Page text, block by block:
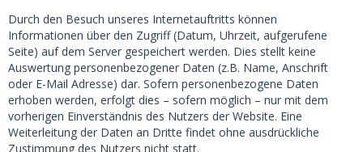
Durch den Besuch unseres Internetauftritts können
Informationen über den Zugriff (Datum, Uhrzeit, aufgerufene
Seite) auf dem Server gespeichert werden. Dies stellt keine
Auswertung personenbezogener Daten (z.B. Name, Anschrift
oder E-Mail Adresse) dar. Sofern personenbezogene Daten
erhoben werden, erfolgt dies – sofern möglich – nur mit dem
vorherigen Einverständnis des Nutzers der Website. Eine
Weiterleitung der Daten an Dritte findet ohne ausdrückliche
Zustimmung des Nutzers nicht statt.